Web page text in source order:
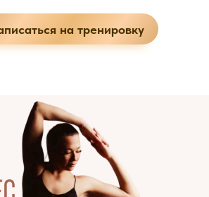
ЕЩЕ
на тренировку